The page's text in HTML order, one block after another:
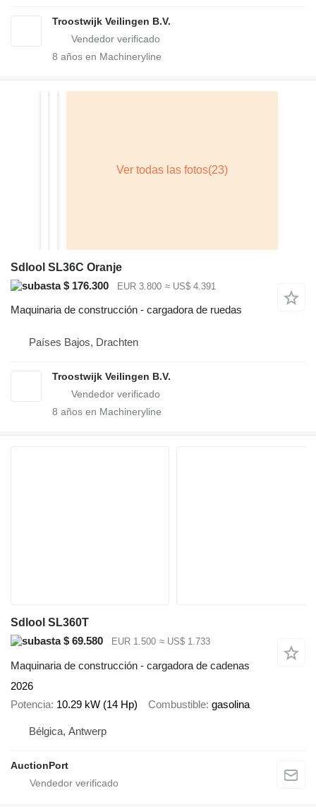
Troostwijk Veilingen B.V.
8 años en Machineryline
Sdlool SL36C Oranje
$ 176.300
EUR 3.800 ≈ US$ 4.391
Maquinaria de construcción - cargadora de ruedas
Países Bajos, Drachten
Troostwijk Veilingen B.V.
8 años en Machineryline
Sdlool SL360T
$ 69.580
EUR 1.500 ≈ US$ 1.733
Maquinaria de construcción - cargadora de cadenas
2026
Potencia 10.29 kW (14 Hp) Combustible gasolina
Bélgica, Antwerp
AuctionPort